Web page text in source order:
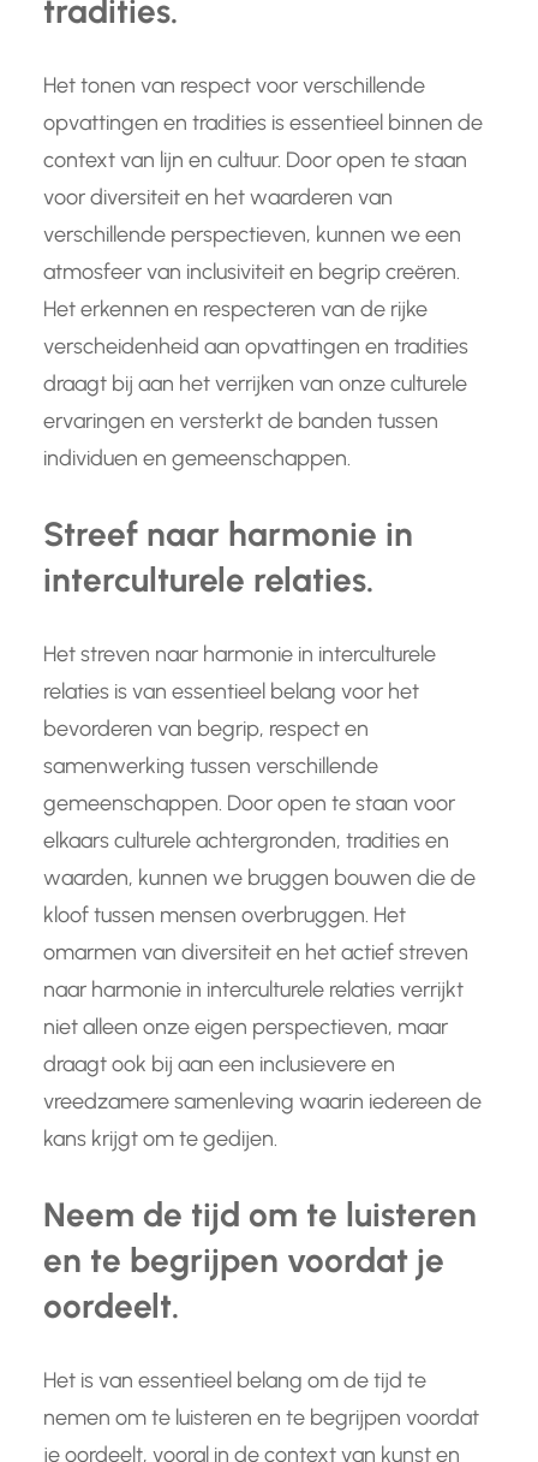
tradities.
Het tonen van respect voor verschillende
opvattingen en tradities is essentieel binnen de
context van lijn en cultuur. Door open te staan
voor diversiteit en het waarderen van
verschillende perspectieven, kunnen we een
atmosfeer van inclusiviteit en begrip creëren.
Het erkennen en respecteren van de rijke
verscheidenheid aan opvattingen en tradities
draagt bij aan het verrijken van onze culturele
ervaringen en versterkt de banden tussen
individuen en gemeenschappen.
Streef naar harmonie in
interculturele relaties.
Het streven naar harmonie in interculturele
relaties is van essentieel belang voor het
bevorderen van begrip, respect en
samenwerking tussen verschillende
gemeenschappen. Door open te staan voor
elkaars culturele achtergronden, tradities en
waarden, kunnen we bruggen bouwen die de
kloof tussen mensen overbruggen. Het
omarmen van diversiteit en het actief streven
naar harmonie in interculturele relaties verrijkt
niet alleen onze eigen perspectieven, maar
draagt ook bij aan een inclusievere en
vreedzamere samenleving waarin iedereen de
kans krijgt om te gedijen.
Neem de tijd om te luisteren
en te begrijpen voordat je
oordeelt.
Het is van essentieel belang om de tijd te
nemen om te luisteren en te begrijpen voordat
je oordeelt, vooral in de context van kunst en